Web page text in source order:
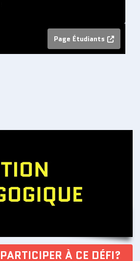
Page Étudiants
À CE DÉFI?